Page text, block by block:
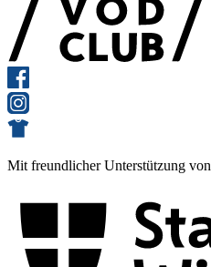
Mit freundlicher Unterstützung von